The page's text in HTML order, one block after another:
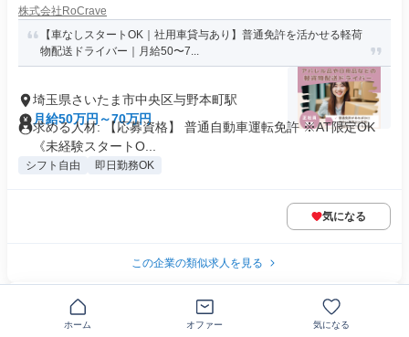
株式会社RoCrave
【車なしスタートOK｜社用車貸与あり】普通免許を活かせる軽荷
物配送ドライバー｜月給50〜7...
埼玉県さいたま市中央区与野本町駅
月給50万円～70万円
求める人材: 【応募資格】 普通自動車運転免許 ※AT限定OK
《未経験スタートO...
シフト自由 即日勤務OK
気になる
この企業の類似求人を見る
搬送スタッフ/日勤
ホーム オファー 気になる